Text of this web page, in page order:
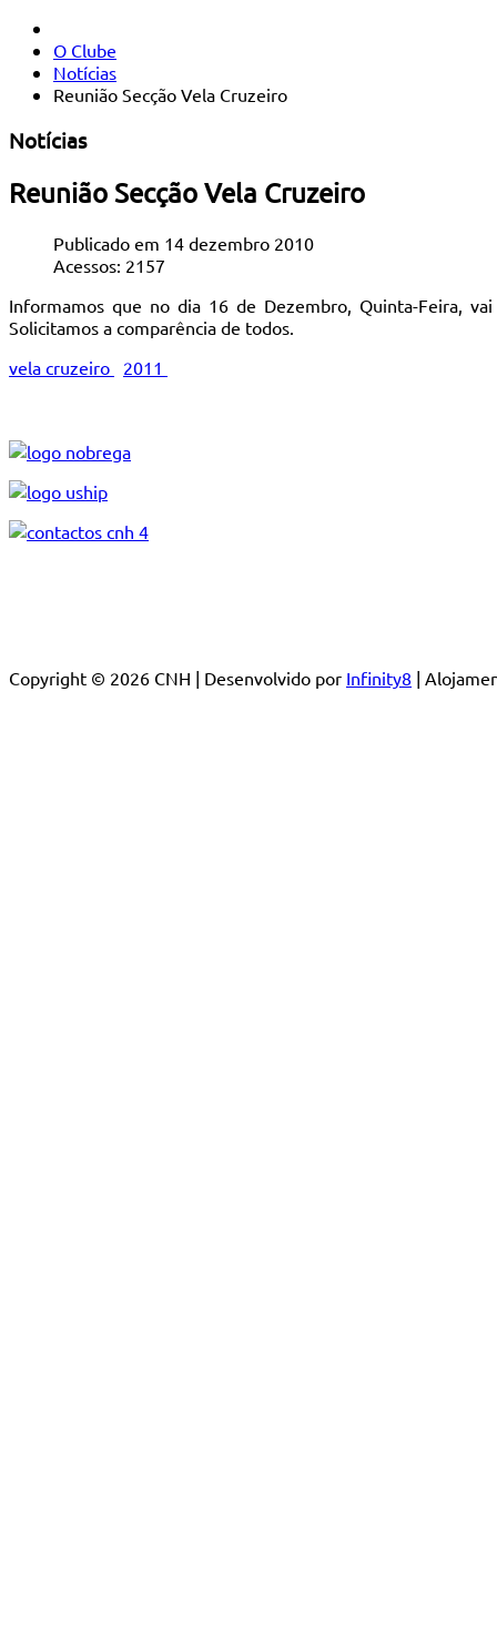
O Clube
Notícias
Reunião Secção Vela Cruzeiro
Notícias
Reunião Secção Vela Cruzeiro
Publicado em 14 dezembro 2010
Acessos: 2157
Informamos que no dia 16 de Dezembro, Quinta-Feira,
Solicitamos a comparência de todos.
vela cruzeiro
2011
Copyright © 2026 CNH | Desenvolvido por Infinity8 |